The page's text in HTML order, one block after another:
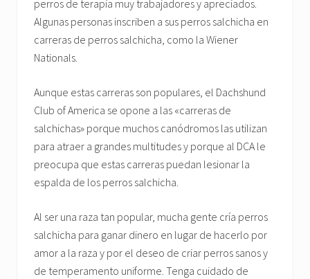
perros de terapia muy trabajadores y apreciados.
Algunas personas inscriben a sus perros salchicha en
carreras de perros salchicha, como la Wiener
Nationals.
Aunque estas carreras son populares, el Dachshund
Club of America se opone a las «carreras de
salchichas» porque muchos canódromos las utilizan
para atraer a grandes multitudes y porque al DCA le
preocupa que estas carreras puedan lesionar la
espalda de los perros salchicha.
Al ser una raza tan popular, mucha gente cría perros
salchicha para ganar dinero en lugar de hacerlo por
amor a la raza y por el deseo de criar perros sanos y
de temperamento uniforme. Tenga cuidado de